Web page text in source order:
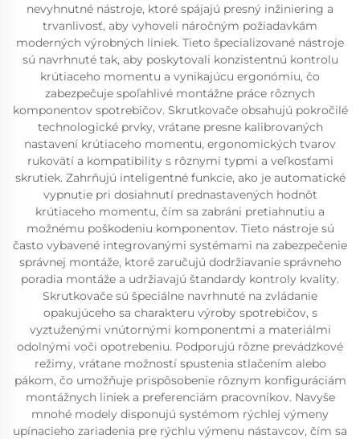
nevyhnutné nástroje, ktoré spájajú presný inžiniering a
trvanlivosť, aby vyhoveli náročným požiadavkám
moderných výrobných liniek. Tieto špecializované nástroje
sú navrhnuté tak, aby poskytovali konzistentnú kontrolu
krútiaceho momentu a vynikajúcu ergonómiu, čo
zabezpečuje spoľahlivé montážne práce rôznych
komponentov spotrebičov. Skrutkovače obsahujú pokročilé
technologické prvky, vrátane presne kalibrovaných
nastavení krútiaceho momentu, ergonomických tvarov
rukovätí a kompatibility s rôznymi typmi a veľkosťami
skrutiek. Zahrňujú inteligentné funkcie, ako je automatické
vypnutie pri dosiahnutí prednastavených hodnôt
krútiaceho momentu, čím sa zabráni pretiahnutiu a
možnému poškodeniu komponentov. Tieto nástroje sú
často vybavené integrovanými systémami na zabezpečenie
správnej montáže, ktoré zaručujú dodržiavanie správneho
poradia montáže a udržiavajú štandardy kontroly kvality.
Skrutkovače sú špeciálne navrhnuté na zvládanie
opakujúceho sa charakteru výroby spotrebičov, s
vyztuženými vnútornými komponentmi a materiálmi
odolnými voči opotrebeniu. Podporujú rôzne prevádzkové
režimy, vrátane možností spustenia stlačením alebo
pákom, čo umožňuje prispôsobenie rôznym konfiguráciám
montážnych liniek a preferenciám pracovníkov. Navyše
mnohé modely disponujú systémom rýchlej výmeny
upínacieho zariadenia pre rýchlu výmenu nástavcov, čím sa